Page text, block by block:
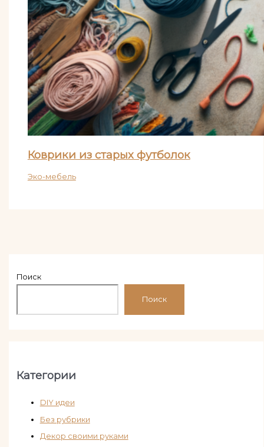
Поиск
Поиск
Категории
DIY идеи
Без рубрики
Декор своими руками
Коврики из старых футболок
Эко-мебель